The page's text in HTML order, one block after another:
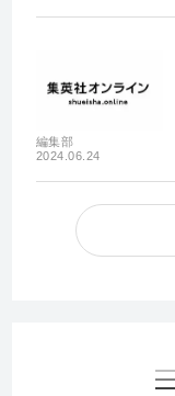
編集部
2024.06.24